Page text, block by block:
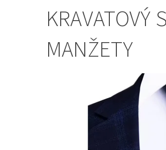
KRAVATOVÝ
MANŽETY